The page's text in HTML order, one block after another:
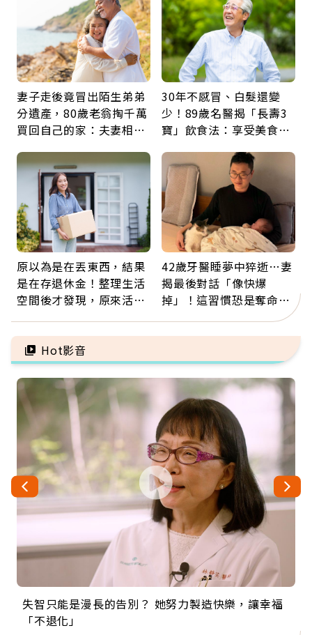
妻子走後竟冒出陌生弟弟
分遺產，80歲老翁掏千萬
買回自己的家：夫妻相守
30年不感冒、白髮還變
少！89歲名醫揭「長壽3
寶」飲食法：享受美食不
原以為是在丟東西，結果
是在存退休金！整理生活
空間後才發現，原來活得
42歲牙醫睡夢中猝逝…妻
揭最後對話「像快爆
掉」！這習慣恐是奪命原
因：沒有一份工作值得用
命交換
Hot影音
失智只能是漫長的告別？ 她努力製造快樂，讓幸福
「不退化」
來自剛果的巧克力神父 為台灣奉獻36年 「台灣是我
的家，我連作夢都講台語！」
63歲卸矽谷副總、搬回台灣找快樂！「蛋黃哥小
丑」走進安養院，逗樂上萬爺奶：退休後才開始真
104歲打破金氏世界紀錄 成為全球最年長羽球選
手，分享長壽的秘密原來是「這個」
事業巔峰他選擇追夢…黑手阿伯拉小提琴還登上小
巨蛋！連CNN都大讚！